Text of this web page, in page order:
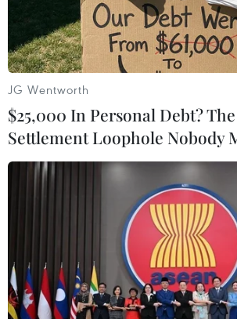
và khô hơn.
Hơn 95% nguy cơ hiện
JG Wentworth
$25,000 In Personal Debt?
Settlement Loophole Nobody